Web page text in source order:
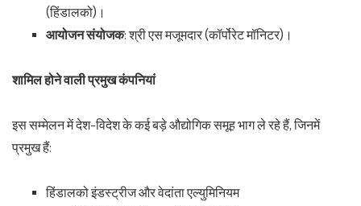
(हिंडालको)।
आयोजन संयोजक: श्री एस मजूमदार (कॉर्पोरेट मॉनिटर)।
शामिल होने वाली प्रमुख कंपनियां
इस सम्मेलन में देश-विदेश के कई बड़े औद्योगिक समूह भाग ले रहे हैं, जिनमें
प्रमुख हैं:
हिंडालको इंडस्ट्रीज और वेदांता एल्युमिनियम